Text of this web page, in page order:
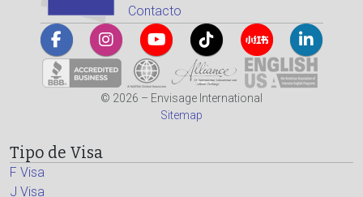
Contacto
© 2026 – Envisage International
Sitemap
Tipo de Visa
F Visa
J Visa